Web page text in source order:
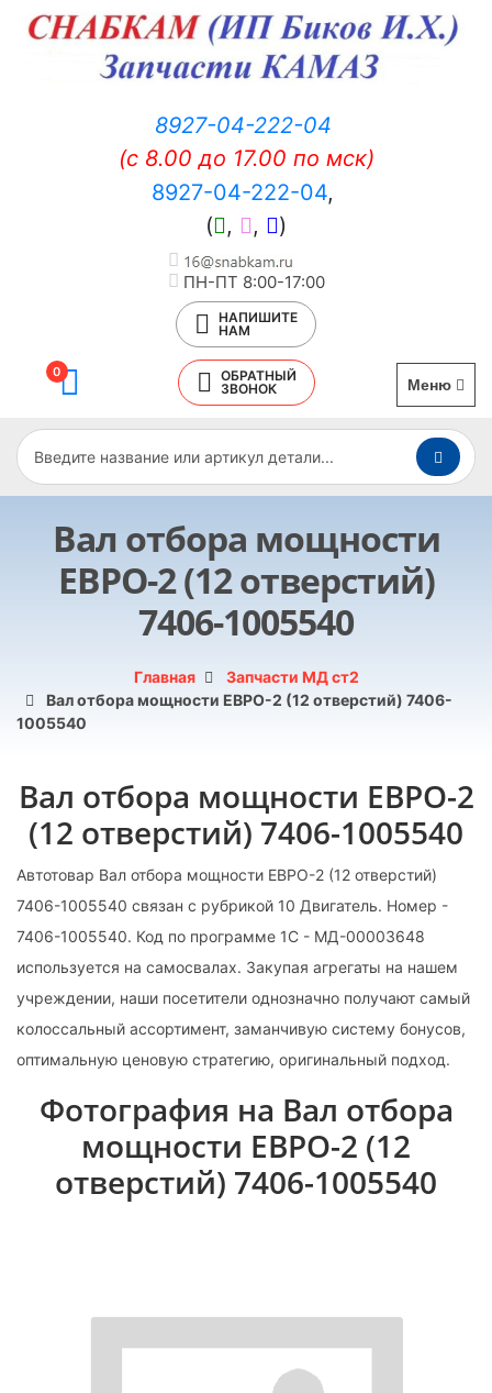
8927-04-222-04
(c 8.00 до 17.00 по мск)
8927-04-222-04,
(
, , )
ПН-ПТ 8:00-17:00
НАПИШИТЕ
НАМ
0
ОБРАТНЫЙ
ЗВОНОК
Меню
Вал отбора мощности
ЕВРО-2 (12 отверстий)
7406-1005540
Главная
Запчасти МД ст2
Вал отбора мощности ЕВРО-2 (12 отверстий) 7406-
1005540
Вал отбора мощности ЕВРО-2
(12 отверстий) 7406-1005540
Автотовар Вал отбора мощности ЕВРО-2 (12 отверстий)
7406-1005540 связан с рубрикой 10 Двигатель. Номер -
7406-1005540. Код по программе 1С - МД-00003648
используется на самосвалах. Закупая агрегаты на нашем
учреждении, наши посетители однозначно получают самый
колоссальный ассортимент, заманчивую систему бонусов,
оптимальную ценовую стратегию, оригинальный подход.
Фотография на Вал отбора
мощности ЕВРО-2 (12
отверстий) 7406-1005540